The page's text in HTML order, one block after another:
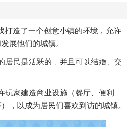
打造了一个创意小镇的环境，允许
展他们的城镇。
居民是活跃的，并且可以结婚、交
玩家建造商业设施（餐厅、便利
，以成为居民们喜欢到访的城镇。